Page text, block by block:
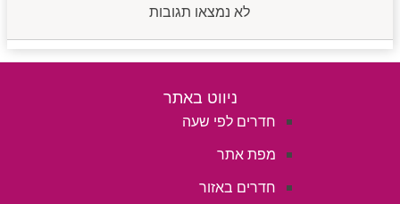
לא נמצאו תגובות
ניווט באתר
חדרים לפי שעה
מפת אתר
חדרים באזור